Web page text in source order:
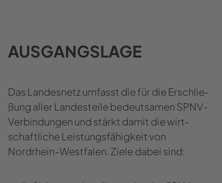
AUS­GANGS­LA­GE
Das Lan­des­netz um­fasst die für die Er­schlie­
ßung aller Lan­des­tei­le be­deut­sa­men SPNV-​
Verbindungen und stärkt damit die wirt­
schaft­li­che Leis­tungs­fä­hig­keit von
Nordrhein-​Westfalen. Ziele dabei sind: